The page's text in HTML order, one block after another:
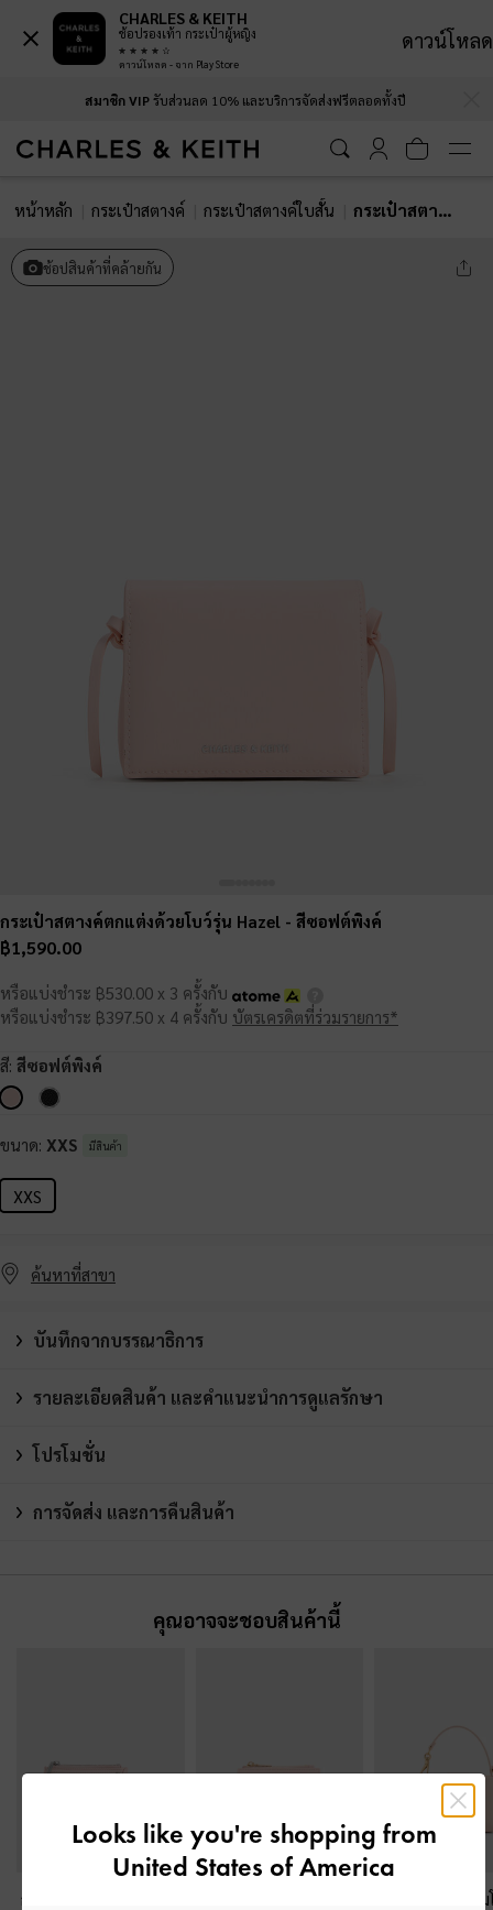
สมาชิก VIPรับส่วนลด 10% และบริการจัดส่งฟรีตลอดทั้งปี
หน้าหลัก กระเป๋าสตางค์ กระเป๋าสตางค์ใบสั้น กระเป๋าสตางค์ตกแต่งด้วยโบว์รุ่น Hazel
ช้อปสินค้าที่คล้ายกัน
กระเป๋าสตางค์ตกแต่งด้วยโบว์รุ่น Hazel - สีซอฟต์พิงค์
฿1,590.00
หรือแบ่งชำระ ฿530.00 x 3 ครั้งกับ
หรือแบ่งชำระ ฿397.50 x 4 ครั้งกับ บัตรเครดิตที่ร่วมรายการ*
สี: สีซอฟต์พิงค์
ขนาด: XXS มีสินค้า
XXS
ค้นหาที่สาขา
บันทึกจากบรรณาธิการ
รายละเอียดสินค้า และคำแนะนำการดูแลรักษา
โปรโมชั่น
การจัดส่ง และการคืนสินค้า
คุณอาจจะชอบสินค้านี้
กระเป๋าใส่บัตรประดับโบ
กระเป๋าขนาดไ
CHARLES & KEITH
ช้อปรองเท้า กระเป๋าผู้หญิง
ดาวน์โหลด - จาก Play Store
ดาวน์โหลด
Looks like you're shopping from
United States of America